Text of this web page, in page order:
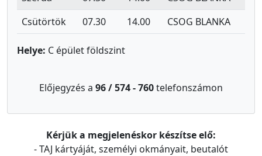
Csütörtök
07.30 14.00 CSOG BLANKA
Helye: C épület földszint
Előjegyzés a 96 / 574 - 760telefonszámon
Kérjük a megjelenéskor készítse elő:
- TAJ kártyáját, személyi okmányait, beutalót